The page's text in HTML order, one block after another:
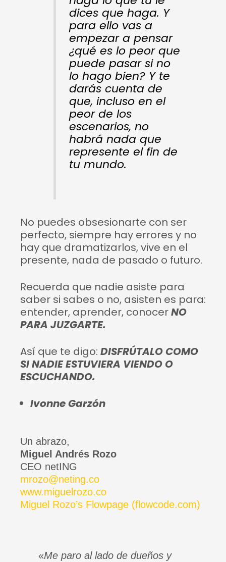
dices que haga. Y
para ello vas a
empezar a pensar
¿qué es lo peor que
puede pasar si no
lo hago bien? Y te
darás cuenta de
que, incluso en el
peor de los
escenarios, no
habrá nada que
represente el fin de
tu mundo.
No puedes obsesionarte con ser
perfecto, siempre hay errores y no
hay que dramatizarlos, vive en el
presente, nada de pasado o futuro.
Recuerda que nadie asiste para
saber si sabes o no, asisten es para:
entender, aprender, conocerNO
PARA JUZGARTE.
Así que te digo: DISFRÚTALO COMO
SI NADIE ESTUVIERA VIENDO O
ESCUCHANDO.
Ivonne Garzón
Un abrazo,
Miguel Andrés Rozo
CEO netING
mrozo@neting.co
www.miguelrozo.co
Miguel Rozo’s Flowpage (flowcode.com)
«Me paro al lado de dueños y